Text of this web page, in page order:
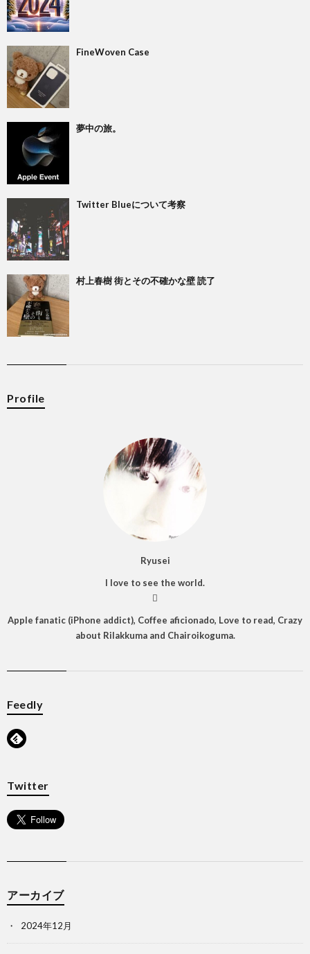
FineWoven Case
夢中の旅。
Twitter Blueについて考察
村上春樹 街とその不確かな壁 読了
Profile
Ryusei
I love to see the world.

Apple fanatic (iPhone addict), Coffee aficionado, Love to read, Crazy
about Rilakkuma and Chairoikoguma.
Feedly
Twitter
アーカイブ
2024年12月